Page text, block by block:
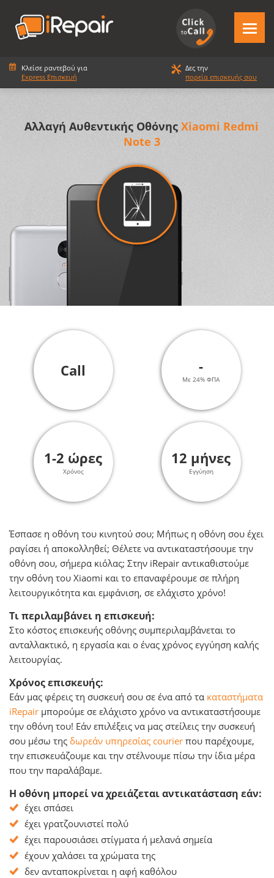
Κλείσε ραντεβού για
Express Επισκευή
Δες την
πορεία επισκευής σου
Αλλαγή Αυθεντικής Οθόνης Xiaomi Redmi
Note 3
Call -
Με 24% ΦΠΑ
1-2 ώρες
Χρόνος
12 μήνες
Εγγύηση
Έσπασε η οθόνη του κινητού σου; Μήπως η οθόνη σου έχει
ραγίσει ή αποκολληθεί; Θέλετε να αντικαταστήσουμε την
οθόνη σου, σήμερα κιόλας; Στην iRepair αντικαθιστούμε
την οθόνη του Xiaomi και το επαναφέρουμε σε πλήρη
λειτουργικότητα και εμφάνιση, σε ελάχιστο χρόνο!
Τι περιλαμβάνει η επισκευή:
Στο κόστος επισκευής οθόνης συμπεριλαμβάνεται το
ανταλλακτικό, η εργασία και o ένας χρόνος εγγύηση καλής
λειτουργίας.
Χρόνος επισκευής:
Εάν μας φέρεις τη συσκευή σου σε ένα από τα καταστήματα
iRepair μπορούμε σε ελάχιστο χρόνο να αντικαταστήσουμε
την οθόνη του! Εάν επιλέξεις να μας στείλεις την συσκευή
σου μέσω της δωρεάν υπηρεσίας courier που παρέχουμε,
την επισκευάζουμε και την στέλνουμε πίσω την ίδια μέρα
που την παραλάβαμε.
Η οθόνη μπορεί να χρειάζεται αντικατάσταση εάν:
έχει σπάσει
έχει γρατζουνιστεί πολύ
έχει παρουσιάσει στίγματα ή μελανά σημεία
έχουν χαλάσει τα χρώματα της
δεν ανταποκρίνεται η αφή καθόλου